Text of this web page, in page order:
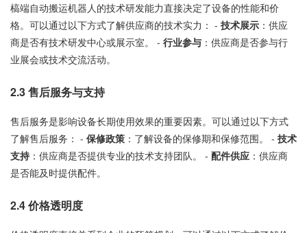
槁端自动搬运机器人的技术研发能力直接决定了设备的性能和价
格。可以通过以下方式了解供应商的技术实力： - 技术展示 ：供应
商是否有技术研发中心或展示室。 - 行业参与 ：供应商是否参与行
业展会或技术交流活动。
2.3售后服务与支持
售后服务是影响设备长期使用效果的重要因素。可以通过以下方式
了解售后服务： - 保修政策 ：了解设备的保修期和保修范围。 - 技术
支持 ：供应商是否提供专业的技术支持团队。 - 配件供应 ：供应商
是否能及时提供配件。
2.4价格透明度